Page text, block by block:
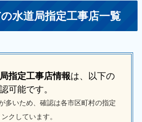
水道局指定工事店一覧
指定工事店情報は、以下の
可能です。
多いため、確認は各市区町村の指定
クしています。